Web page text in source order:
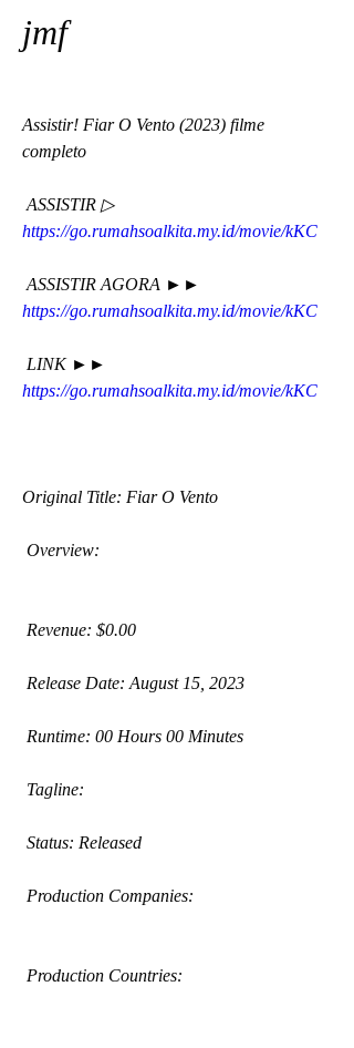
jmf
Assistir! Fiar O Vento (2023) filme
completo
ASSISTIR ▷
https://go.rumahsoalkita.my.id/movie/kKC
https://go.rumahsoalkita.my.id/movie/kKC
https://go.rumahsoalkita.my.id/movie/kKC
Original Title: Fiar O Vento
Overview:
Revenue: $0.00
Release Date: August 15, 2023
Runtime: 00 Hours 00 Minutes
Tagline:
Status: Released
Production Companies:
Production Countries: